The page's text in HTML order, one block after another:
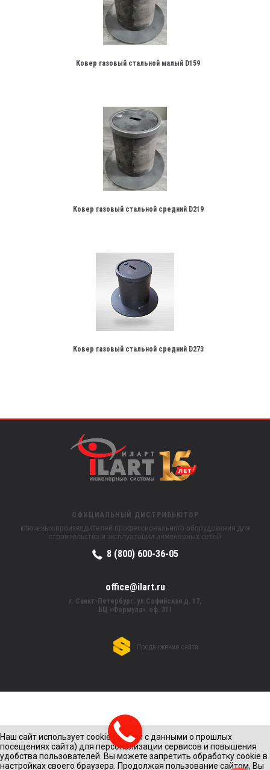
Ковер газовый стальной малый D159
Ковер газовый стальной средний D219
Ковер газовый стальной средний D273
ОФИЦИАЛЬНЫЙ ДИСТРИБЬЮТОР
ключевых производителей профессионального оборудования для
строительства и эксплуатации инженерных сетей
8 (800) 600-36-05
office@ilart.ru
г. Санкт-Петербург, ул.Софийская д. 17,
БЦ «Формула». оф. 311
Продвижение сайта
Наш сайт использует cookie (файлы с данными о прошлых
посещениях сайта) для персонализации сервисов и повышения
удобства пользователей. Вы можете запретить обработку cookie в
настройках своего браузера. Продолжая пользование сайтом, Вы